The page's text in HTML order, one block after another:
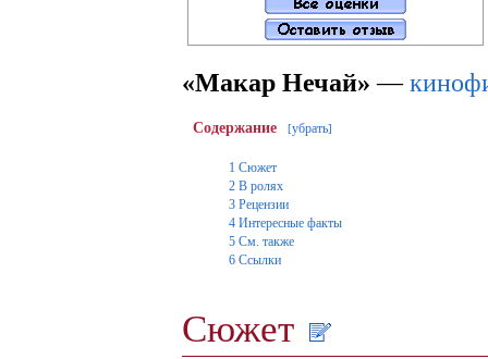
«Макар Нечай» —
Содержание [убрать]
1 Сюжет
2 В ролях
3 Рецензии
4 Интересные факты
5 См. также
6 Ссылки
Сюжет